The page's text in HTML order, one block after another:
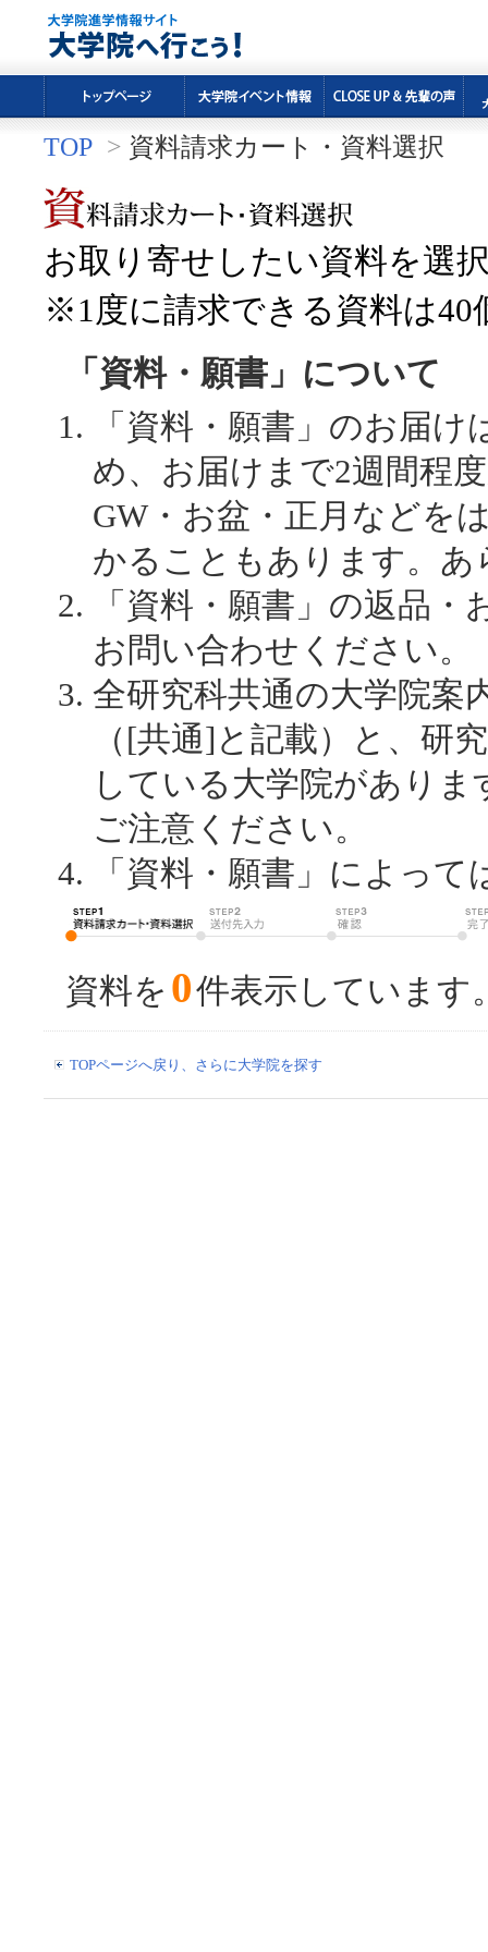
TOP > 資料請求カート・資料選択
お取り寄せしたい資料を選
※1度に請求できる資料は40
「資料・願書」について
「資料・願書」のお届
め、お届けまで2週間程
GW・お盆・正月などを
かることもあります。
「資料・願書」の返品
お問い合わせください。
全研究科共通の大学院案
（[共通]と記載）と、研
している大学院があり
ご注意ください。
「資料・願書」によっ
資料を 0件表示しています
TOPページへ戻り、さらに大学院を探す